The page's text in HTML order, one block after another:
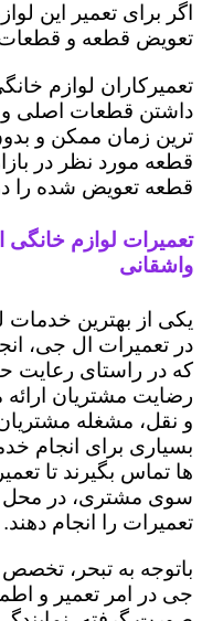
اگر برای تعمیر این
تعویض قطعه و قطعات
تعمیرکاران لوازم
داشتن قطعات اصلی و
ترین زمان ممکن و
قطعه مورد نظر در
قطعه تعویض شده را
تعمیرات لوازم
واشقانی
یکی از بهترین
در تعمیرات ال جی،
که در راستای
رضایت مشتریان
و نقل، مشغله
بسیاری برای انجام
ها تماس بگیرند تا
سوی مشتری، در محل
تعمیرات را انجام دهند.
باتوجه به تبحر،
جی در امر تعمیر و